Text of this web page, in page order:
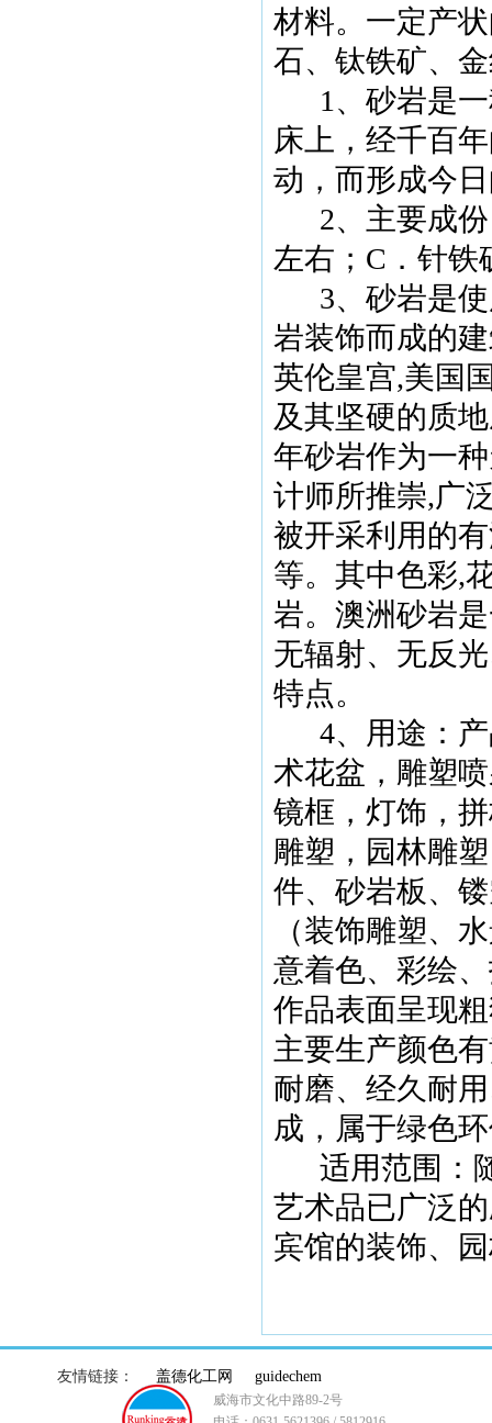
材料。一定产
石、钛铁矿、
1 、砂岩是
床上，经千百
动，而形成今
2、主要成
左右； C ．针铁
3、砂岩是
岩装饰而成的
英伦皇宫,美国
及其坚硬的质
年砂岩作为一
计师所推崇,广
被开采利用的
等。其中色彩,
岩。澳洲砂岩
无辐射、无反
特点。
4、用途：
术花盆，雕塑
镜框，灯饰，
雕塑，园林雕
件、砂岩板、
（装饰雕塑、
意着色、彩绘
作品表面呈现
主要生产颜色
耐磨、经久耐
成，属于绿色
适用范围：
艺术品已广泛
宾馆的装饰、
友情链接： 盖德化工网 guidechem
威海市文化中路89-2号